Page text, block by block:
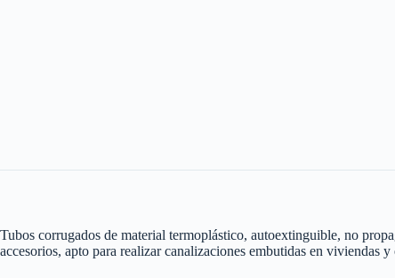
Tubos corrugados de material termoplástico, autoextinguible, no
accesorios, apto para realizar canalizaciones embutidas en viviendas y